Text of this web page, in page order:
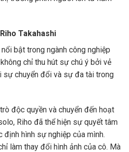
Takahashi
bật trong ngành công nghiệp
chỉ thu hút sự chú ý bởi vẻ
sự chuyển đổi và sự đa tài trong
độc quyền và chuyển đến hoạt
Riho đã thể hiện sự quyết tâm
hình sự nghiệp của mình.
làm thay đổi hình ảnh của cô. Mà